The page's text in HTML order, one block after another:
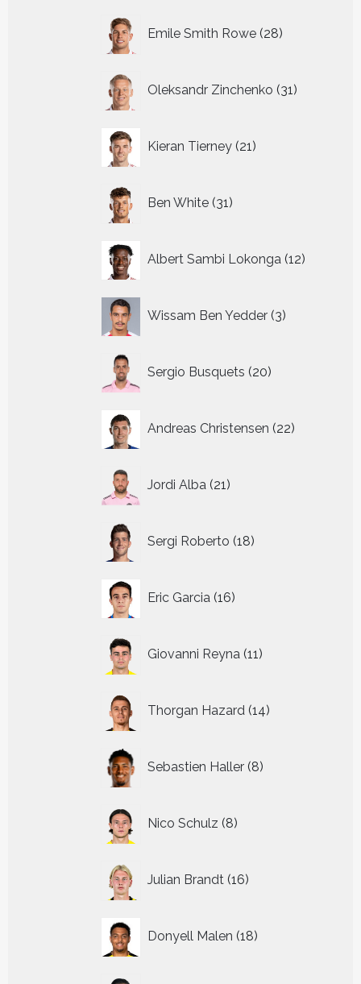
Emile Smith Rowe 28
producten
Oleksandr Zinchenko 31
producten
Kieran Tierney 21
producten
Ben White 31
producten
Albert Sambi Lokonga 12
Wissam Ben Yedder 3
producten
Sergio Busquets 20
producten
Andreas Christensen 22
producten
Jordi Alba 21
producten
Sergi Roberto 18
producten
Eric Garcia 16
producten
Giovanni Reyna 11
producten
Thorgan Hazard 14
producten
Sebastien Haller 8
producten
Nico Schulz 8
producten
Julian Brandt 16
producten
Donyell Malen 18
producten